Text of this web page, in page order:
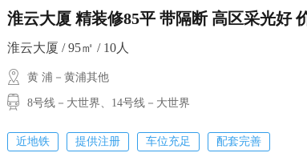
淮云大厦 精装修85平 带隔断 高区采光好
淮云大厦 / 95㎡ / 10人
黄 浦－黄浦其他
8号线－大世界、14号线－大世界
近地铁 提供注册 车位充足 配套完善